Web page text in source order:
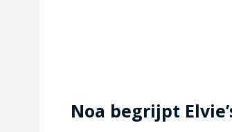
Noa begrijpt